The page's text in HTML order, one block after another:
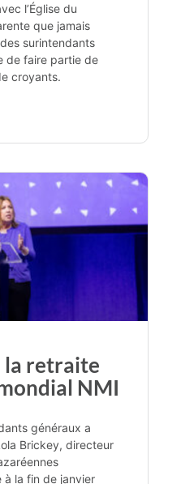
l’Église du
que jamais
surintendants
de faire partie de
croyants.
la retraite
NMI
généraux a
Brickey, directeur
à la fin de janvier